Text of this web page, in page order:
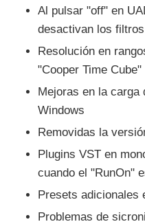
Al pulsar "off" en
desactivan los
Resolución en
"Cooper Time Cube"
Mejoras en la carga
Windows
Removidas la
Plugins VST en
cuando el "RunOn"
Presets adicionales
Problemas de